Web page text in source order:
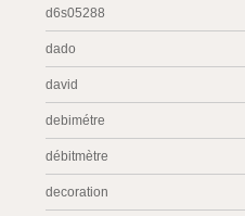
d6s05288
dado
david
debimétre
débitmètre
decoration